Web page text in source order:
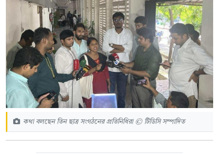
কথা বলছেন তিন ছাত্র সংগঠনের প্রতিনিধিরা © টিডিসি সম্পাদিত